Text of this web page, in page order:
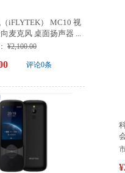
iFLYTEK） MC10 视
麦克风 桌面扬声器 ...
¥2,100.00
评论0条